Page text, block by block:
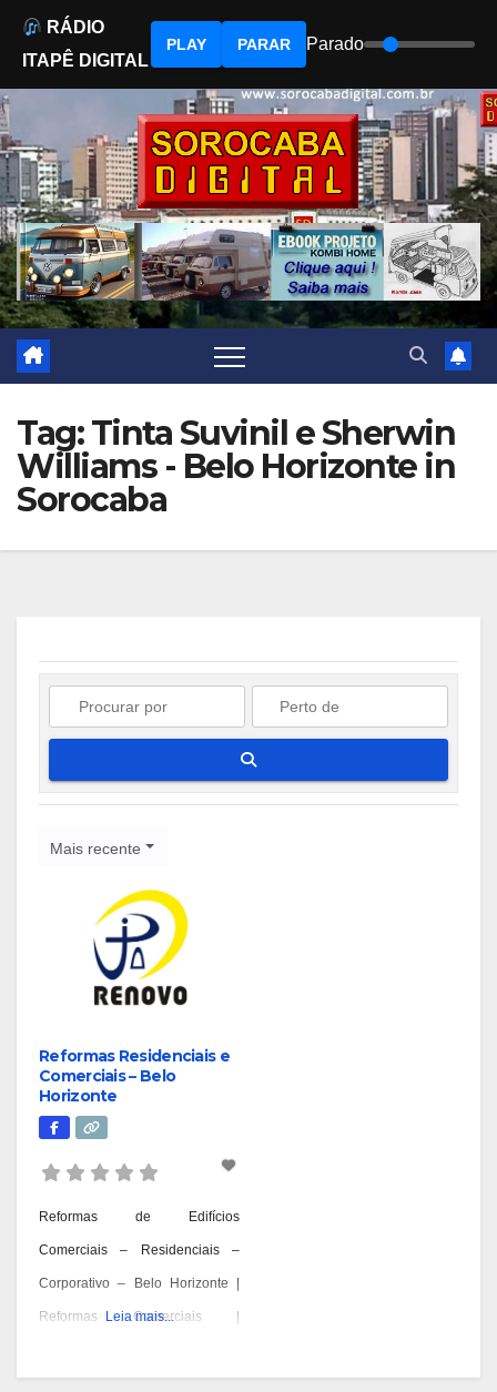
to
content
Tag: Tinta Suvinil e Sherwin
Williams - Belo Horizonte in
Sorocaba
Mais recente
Reformas Residenciais e
Comerciais – Belo
Horizonte
Reformas de Edifícios
Comerciais – Residenciais –
Corporativo – Belo Horizonte |
Reformas Comerciais |
Reformas Condomínios Belo
Leia mais...
RÁDIO
ITAPÊ DIGITAL
PLAY PARAR Parado